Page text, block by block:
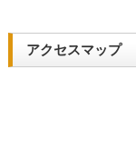
アクセスマップ